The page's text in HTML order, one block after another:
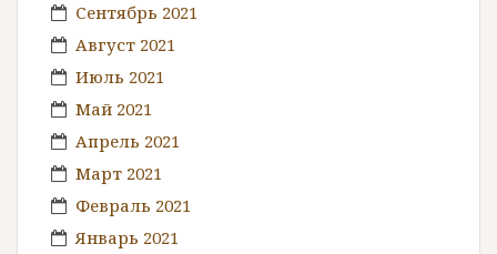
Сентябрь 2021
Август 2021
Июль 2021
Май 2021
Апрель 2021
Март 2021
Февраль 2021
Январь 2021